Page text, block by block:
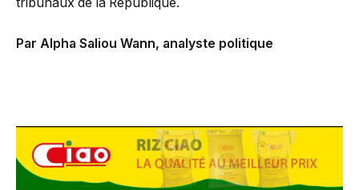
Par Alpha Saliou Wann, analyste politique